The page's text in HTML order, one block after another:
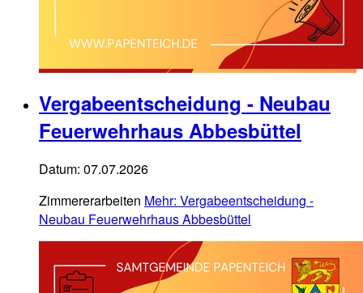
Vergabeentscheidung - Neubau
Feuerwehrhaus Abbesbüttel
Datum: 07.07.2026
Zimmererarbeiten Mehr: Vergabeentscheidung -
Neubau Feuerwehrhaus Abbesbüttel